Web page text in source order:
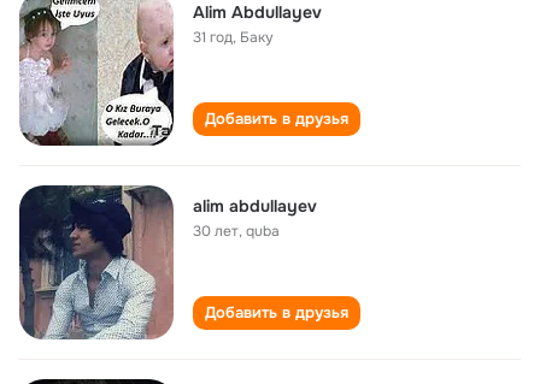
Alim Abdullayev
31 год, Баку
Добавить в друзья
alim abdullayev
30 лет,quba
Добавить в друзья